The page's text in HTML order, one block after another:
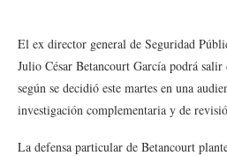
El ex director general de Seguridad
Julio César Betancourt García podrá
según se decidió este martes en una
investigación complementaria y de
La defensa particular de Betancourt